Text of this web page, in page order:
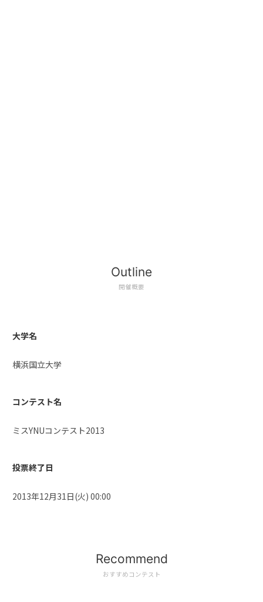
Outline
開催概要
大学名
横浜国立大学
コンテスト名
ミスYNUコンテスト2013
投票終了日
2013年12月31日(火) 00:00
Recommend
おすすめコンテスト